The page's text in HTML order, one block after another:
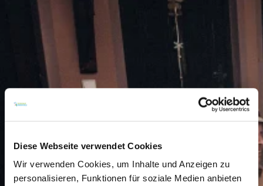
Diese Webseite verwendet Cookies
Wir verwenden Cookies, um Inhalte und Anzeigen zu
personalisieren, Funktionen für soziale Medien anbieten